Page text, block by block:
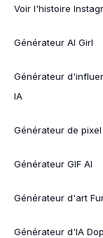
Voir l'histoire
Générateur AI Girl
Générateur
IA
Générateur de pixel
Générateur GIF AI
Générateur d'art
Générateur d'IA